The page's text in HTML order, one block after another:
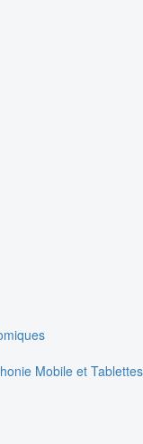
Mobile et Tablettes